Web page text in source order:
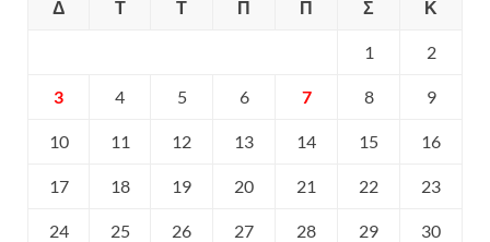
Δ
Τ Τ Π Π Σ Κ
1 2
3 4 5 6 7 8 9
10 11 12 13 14 15 16
17 18 19 20 21 22 23
24 25 26 27 28 29 30